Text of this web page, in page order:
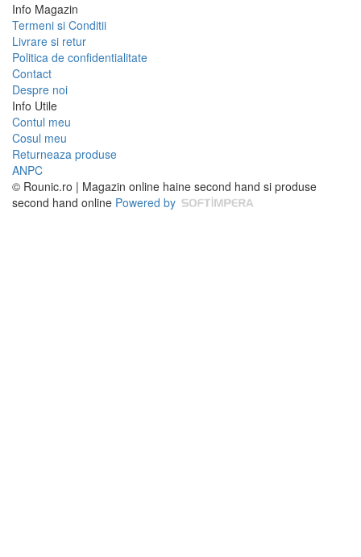
Info Magazin
Termeni si Conditii
Livrare si retur
Politica de confidentialitate
Contact
Despre noi
Info Utile
Contul meu
Cosul meu
Returneaza produse
ANPC
© Rounic.ro | Magazin online haine second hand si produse
second hand online Powered by